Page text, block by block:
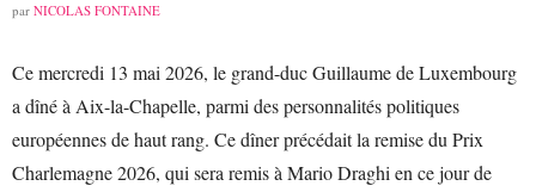
par NICOLAS FONTAINE
Ce mercredi 13 mai 2026, le grand-duc Guillaume de Luxembourg
a dîné à Aix-la-Chapelle, parmi des personnalités politiques
européennes de haut rang. Ce dîner précédait la remise du Prix
Charlemagne 2026, qui sera remis à Mario Draghi en ce jour de